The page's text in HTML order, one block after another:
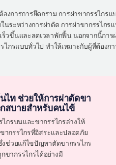
งการการยึดกราม การผ่าขากรรไก
นระหว่างการผ่าตัด การผ่าขากรรไ
ขึ้นและลดเวลาพักฟื้น นอกจากนี้การ
ไกรแบบทั่วไป ทำให้เหมาะกับผู้ที่ต้อง
ไท ช่วยให้การผ่าตัดขา
สบายสำหรับคนไข้
ไกรบนและขากรรไกรล่างให้
ากรรไกรที่อิสระและปลอดภัย
งช่วยแก้ไขปัญหาตัดขากรรไกร
ขากรรไกรได้อย่างมี